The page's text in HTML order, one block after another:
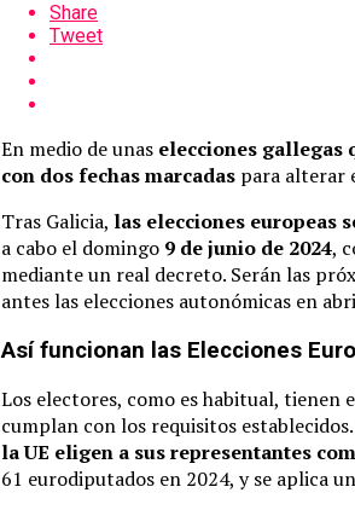
Share
Tweet
En medio de unas elecciones gallegas
con dos fechas marcadas para alterar
Tras Galicia, las elecciones europeas
a cabo el domingo 9 de junio de 2024,
mediante un real decreto. Serán las
antes las elecciones autonómicas en
Así funcionan las Elecciones
Los electores, como es habitual, tienen
cumplan con los requisitos
la UE eligen a sus representantes
61 eurodiputados en 2024, y se aplica